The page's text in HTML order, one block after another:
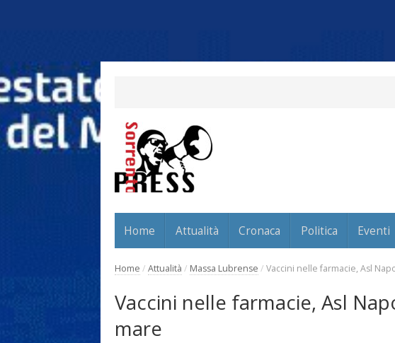
Home Attualità Cronaca Politica Eventi
Home / Attualità / Massa Lubrense / Vaccini nelle farmacie, Asl
Vaccini nelle farmacie, Asl
mare